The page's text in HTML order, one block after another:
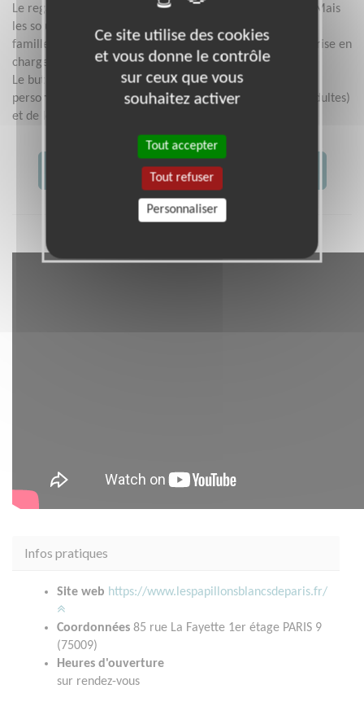
Le regard porté sur ces personnes commence à changer. Mais
les solutions sont toujours insuffisantes. Des centaines de
familles, faute de places, attendent désespérément une prise en
charge de qualité adaptée à leurs besoins.
Le but de l'association est d'être au service de toutes les
personnes handicapées mentales (enfants, adolescents, adultes)
et de leurs familles.
JE CONTACTE L'ASSOCIATION
Infos pratiques
Site web https://www.lespapillonsblancsdeparis.fr/
Coordonnées 85 rue La Fayette 1er étage PARIS 9
(75009)
Heures d'ouverture
sur rendez-vous
Ce site utilise des cookies
et vous donne le contrôle
sur ceux que vous
souhaitez activer
Tout accepter
Tout refuser
Personnaliser